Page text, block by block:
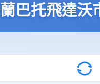
巴托飛達沃